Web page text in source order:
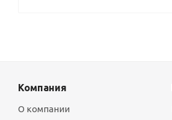
Компания
О компании